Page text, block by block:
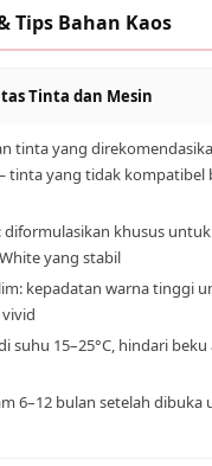
Tips Bahan Kaos
Tinta dan Mesin
tinta yang
tinta yang tidak kompatibel
diformulasikan khusus
yang stabil
kepadatan warna tinggi
suhu 15–25°C, hindari
6–12 bulan setelah dibuka